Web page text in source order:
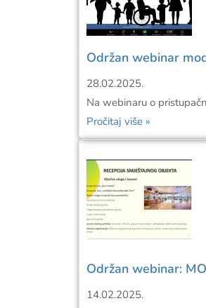
Održan webinar
28.02.2025.
Na webinaru o
Pročitaj više »
Održan webinar:
14.02.2025.